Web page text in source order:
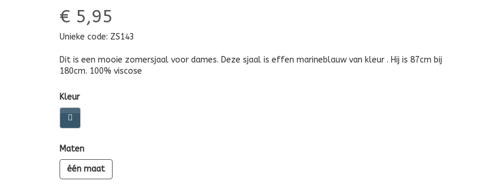
€ 5,95
Unieke code: ZS143
Dit is een mooie zomersjaal voor dames. Deze sjaal is effen marineblauw van kleur . Hij is 87cm bij
180cm. 100% viscose
Kleur
Maten
één maat